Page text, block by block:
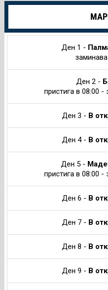
Още
за
Ден 1 -
Ден 2 -
пристига в 08:00 -
Ден 3 - В
Ден 4 - В
Ден 5 -
пристига в 08:00 -
Ден 6 - В
Ден 7 - В
Ден 8 - В
Ден 9 - В